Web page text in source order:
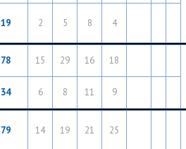
19 2 5 8 4
78 15 29 16 18
34 6 8 11 9
79 14 19 21 25